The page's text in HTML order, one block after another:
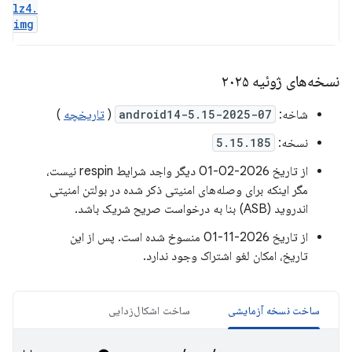
lz4.
img
نسخه‌های ژوئیه ۲۰۲۵
شاخه: android14-5.15-2025-07
( تاریخچه )
نسخه: 5.15.185
از تاریخ 2026-02-01 دیگر واجد شرایط respin نیست،
مگر اینکه برای وصله‌های امنیتی ذکر شده در بولتن امنیتی
اندروید (ASB) بنا به درخواست صریح شریک باشد.
از تاریخ 2026-11-01 منسوخ شده است. پس از این
تاریخ، امکان لغو اشتراک وجود ندارد.
ساخت نسخه آزمایشی ساخت اشکال‌زدایی